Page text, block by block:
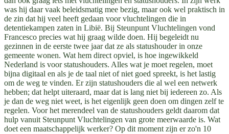
was hij daar vaak beleidsmatig mee bezig, maar ook wel praktisch in
de zin dat hij veel heeft gedaan voor vluchtelingen die in
detentiekampen zaten in Libië. Bij Steunpunt Vluchtelingen vond
Francesco precies wat hij graag wilde doen. Hij begeleidt nu
gezinnen in de eerste twee jaar dat ze als statushouder in onze
gemeente wonen. Wat hem direct opviel, is hoe ingewikkeld
Nederland is voor statushouders. Alles wat je moet regelen, moet
bijna digitaal en als je de taal niet of niet goed spreekt, is het lastig
om de weg te vinden. Er zijn statushouders die al wel een netwerk
hebben; dat helpt uiteraard, maar dat is lang niet bij iedereen zo. Als
je dan de weg niet weet, is het eigenlijk geen doen om dingen zelf te
regelen. Voor het merendeel van de statushouders geldt daarom dat
hulp vanuit Steunpunt Vluchtelingen van grote meerwaarde is. Wat
doet een maatschappelijk werker? Op dit moment zijn er zo'n 10